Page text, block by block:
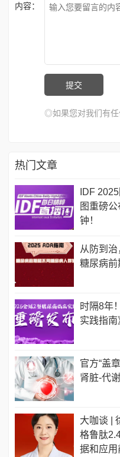
内容：
◎如果您对我们有任
热门文章
IDF
图重磅
钟！
从防到治
糖尿病前
时隔8年
实践指
官方“盖
肾脏-代
大咖谈 |
格鲁肽
据和应用